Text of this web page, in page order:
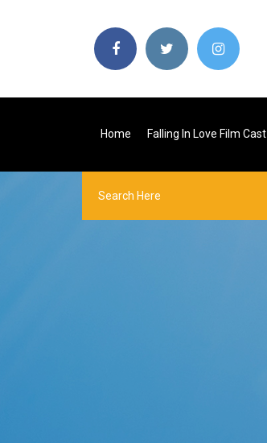
Home Falling In Love Film Cast